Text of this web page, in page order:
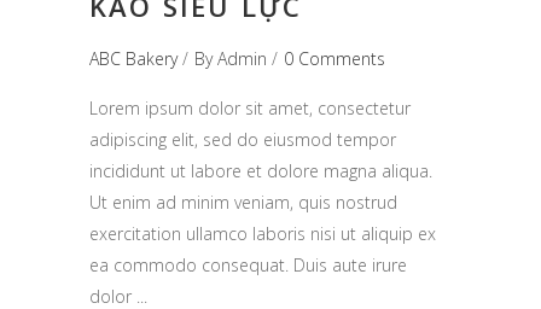
ABC Bakery ByAdmin 0 Comments
Lorem ipsum dolor sit amet, consectetur
adipiscing elit, sed do eiusmod tempor
incididunt ut labore et dolore magna aliqua.
Ut enim ad minim veniam, quis nostrud
exercitation ullamco laboris nisi ut aliquip ex
ea commodo consequat. Duis aute irure
dolor